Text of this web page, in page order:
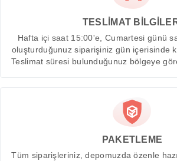
TESLİMAT
Hafta içi saat 15:00'e, Cumartesi günü
oluşturduğunuz siparişiniz gün içerisinde
Teslimat süresi bulunduğunuz bölgeye
PAKETLEME
Tüm siparişleriniz, depomuzda özenle